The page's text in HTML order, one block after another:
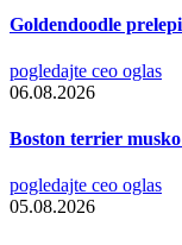
Goldendoodle
pogledajte ceo oglas
06.08.2026
Boston terrier musko
pogledajte ceo oglas
05.08.2026